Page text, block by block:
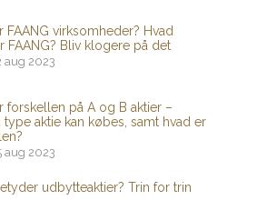
FAANG virksomheder? Hvad
FAANG? Bliv klogere på det
aug 2023
forskellen på A og B aktier –
type aktie kan købes, samt hvad er
aug 2023
udbytteaktier? Trin for trin